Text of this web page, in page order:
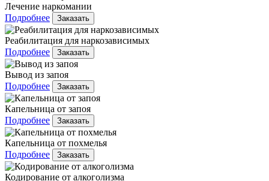
Лечение наркомании
Подробнее
Заказать
Реабилитация для наркозависимых
Подробнее
Заказать
Вывод из запоя
Подробнее
Заказать
Капельница от запоя
Подробнее
Заказать
Капельница от похмелья
Подробнее
Заказать
Кодирование от алкоголизма